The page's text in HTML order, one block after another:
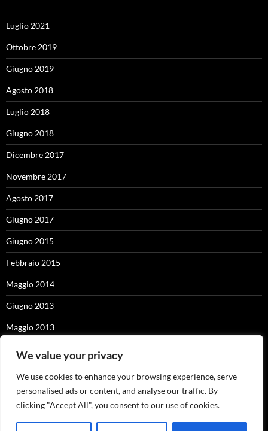
We value your privacy
We use cookies to enhance your browsing experience, serve
personalised ads or content, and analyse our traffic. By
clicking "Accept All", you consent to our use of cookies.
Luglio 2021
Ottobre 2019
Giugno 2019
Agosto 2018
Luglio 2018
Giugno 2018
Dicembre 2017
Novembre 2017
Agosto 2017
Giugno 2017
Giugno 2015
Febbraio 2015
Maggio 2014
Giugno 2013
Maggio 2013
Ottobre 2011